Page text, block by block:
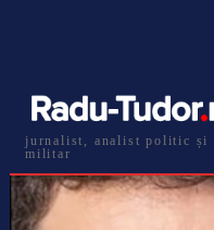
jurnalist, analist politic și
militar